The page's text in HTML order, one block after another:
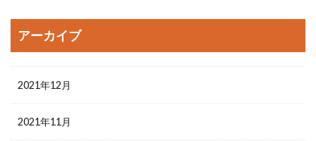
アーカイブ
2021年12月
2021年11月